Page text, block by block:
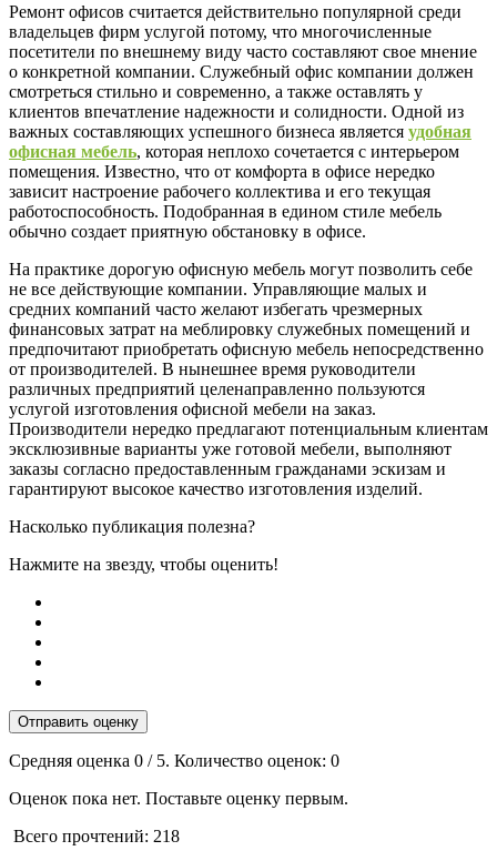
Ремонт офисов считается действительно популярной среди
владельцев фирм услугой потому, что многочисленные
посетители по внешнему виду часто составляют свое мнение
о конкретной компании. Служебный офис компании должен
смотреться стильно и современно, а также оставлять у
клиентов впечатление надежности и солидности. Одной из
важных составляющих успешного бизнеса является удобная
офисная мебель, которая неплохо сочетается с интерьером
помещения. Известно, что от комфорта в офисе нередко
зависит настроение рабочего коллектива и его текущая
работоспособность. Подобранная в едином стиле мебель
обычно создает приятную обстановку в офисе.
На практике дорогую офисную мебель могут позволить себе
не все действующие компании. Управляющие малых и
средних компаний часто желают избегать чрезмерных
финансовых затрат на меблировку служебных помещений и
предпочитают приобретать офисную мебель непосредственно
от производителей. В нынешнее время руководители
различных предприятий целенаправленно пользуются
услугой изготовления офисной мебели на заказ.
Производители нередко предлагают потенциальным клиентам
эксклюзивные варианты уже готовой мебели, выполняют
заказы согласно предоставленным гражданами эскизам и
гарантируют высокое качество изготовления изделий.
Насколько публикация полезна?
Нажмите на звезду, чтобы оценить!
Отправить оценку
Средняя оценка 0 / 5. Количество оценок: 0
Оценок пока нет. Поставьте оценку первым.
Всего прочтений: 218